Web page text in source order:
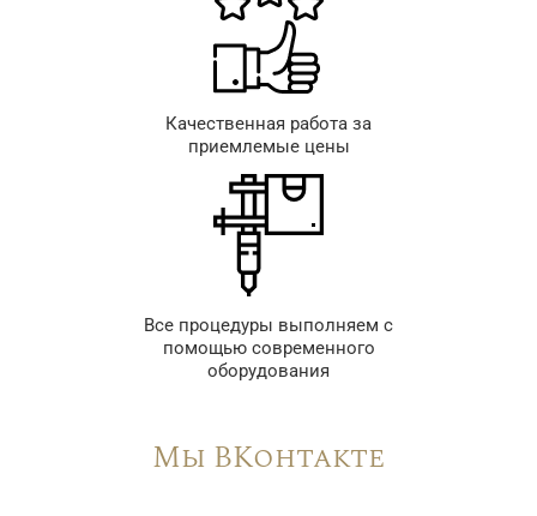
Качественная работа за
приемлемые цены
Все процедуры выполняем с
помощью современного
оборудования
Мы ВКонтакте